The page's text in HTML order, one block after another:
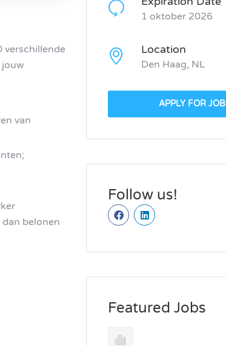
verschillende
van
belonen
1 oktober 2026
Location
Den Haag, NL
APPLY FOR JOB
Follow us!
Featured Jobs